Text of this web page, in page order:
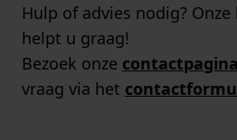
Hulp of advies nodig?
helpt u graag!
Bezoek onze contactpagina
vraag via het